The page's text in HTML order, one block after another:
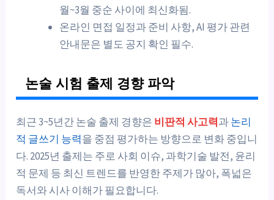
월~3월 중순 사이에 최신화됨.
온라인 면접 일정과 준비 사항, AI 평가 관련
안내문은 별도 공지 확인 필수.
논술 시험 출제 경향 파악
최근 3~5년간 논술 출제 경향은 비판적 사고력과논리
적 글쓰기 능력을 중점 평가하는 방향으로 변화 중입니
다. 2025년 출제는 주로 사회 이슈, 과학기술 발전, 윤리
적 문제 등 최신 트렌드를 반영한 주제가 많아, 폭넓은
독서와 시사 이해가 필요합니다.